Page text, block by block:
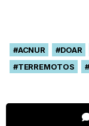
#ACNUR #DOAR
#TERREMOTOS